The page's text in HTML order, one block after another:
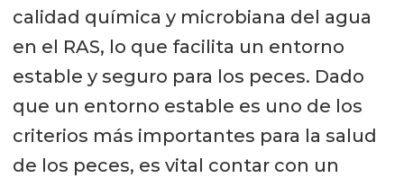
calidad química y microbiana del agua
en el RAS, lo que facilita un entorno
estable y seguro para los peces. Dado
que un entorno estable es uno de los
criterios más importantes para la salud
de los peces, es vital contar con un